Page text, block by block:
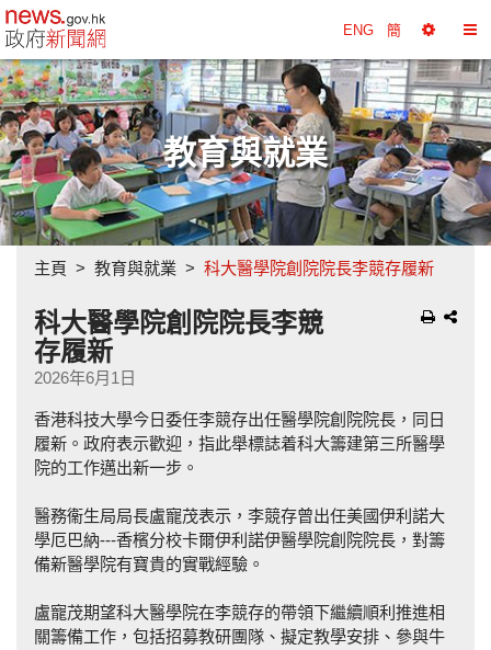
政府新聞網主頁 ENG 簡
擇
工
具
換
目
錄
教育與就業
主頁 教育與就業 科大醫學院創院院長李競存履新
科大醫學院創院院長李競
存履新
2026年6月1日
香港科技大學今日委任李競存出任醫學院創院院長，同日
履新。政府表示歡迎，指此舉標誌着科大籌建第三所醫學
院的工作邁出新一步。
醫務衞生局局長盧寵茂表示，李競存曾出任美國伊利諾大
學厄巴納---香檳分校卡爾伊利諾伊醫學院創院院長，對籌
備新醫學院有寶貴的實戰經驗。
盧寵茂期望科大醫學院在李競存的帶領下繼續順利推進相
關籌備工作，包括招募教研團隊、擬定教學安排、參與牛